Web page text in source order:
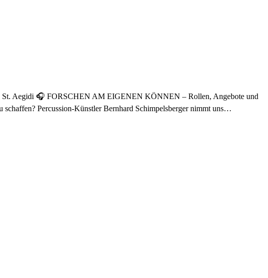
St. Aegidi 🎧 FORSCHEN AM EIGENEN KÖNNEN – Rollen, Angebote und
schaffen? Percussion-Künstler Bernhard Schimpelsberger nimmt uns…